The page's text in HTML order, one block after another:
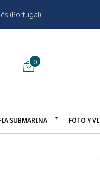
(Portugal)
0
SUBMARINA FOTO Y